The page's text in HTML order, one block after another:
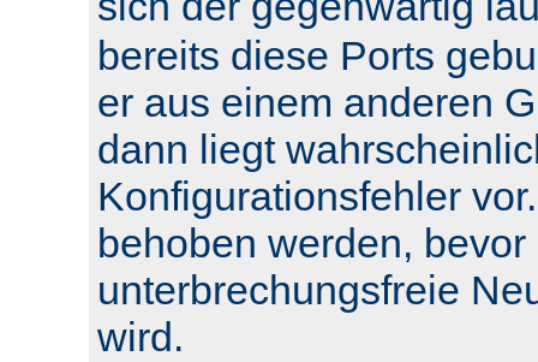
bereits diese Ports
er aus einem anderen
dann liegt
Konfigurationsfehler
behoben werden, bevor
unterbrechungsfreie
wird.